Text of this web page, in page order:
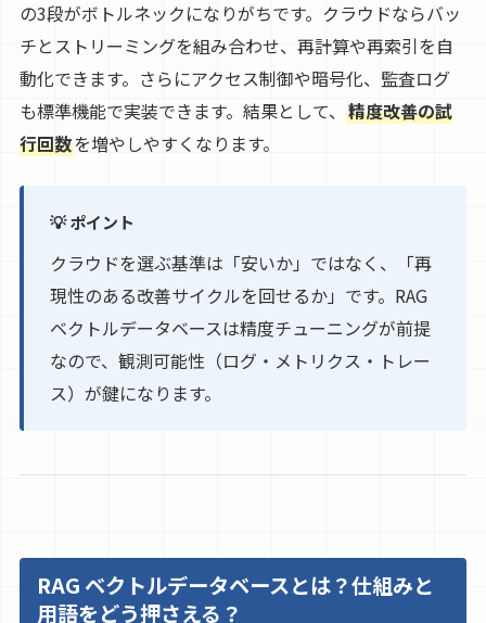
の3段がボトルネックになりがちです。クラウドならバッ
チとストリーミングを組み合わせ、再計算や再索引を自
動化できます。さらにアクセス制御や暗号化、監査ログ
も標準機能で実装できます。結果として、 精度改善の試
行回数を増やしやすくなります。
💡 ポイント
クラウドを選ぶ基準は「安いか」ではなく、「再
現性のある改善サイクルを回せるか」です。RAG
ベクトルデータベースは精度チューニングが前提
なので、観測可能性（ログ・メトリクス・トレー
ス）が鍵になります。
RAG ベクトルデータベースとは？仕組みと
用語をどう押さえる？